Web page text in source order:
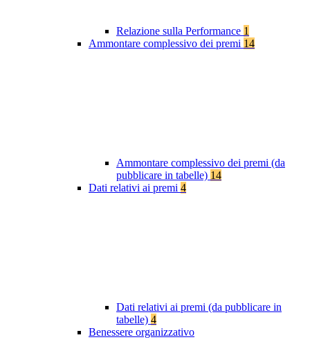
Relazione sulla Performance 1
Ammontare complessivo dei premi 14
Ammontare complessivo dei premi (da
pubblicare in tabelle) 14
Dati relativi ai premi 4
Dati relativi ai premi (da pubblicare in
tabelle) 4
Benessere organizzativo